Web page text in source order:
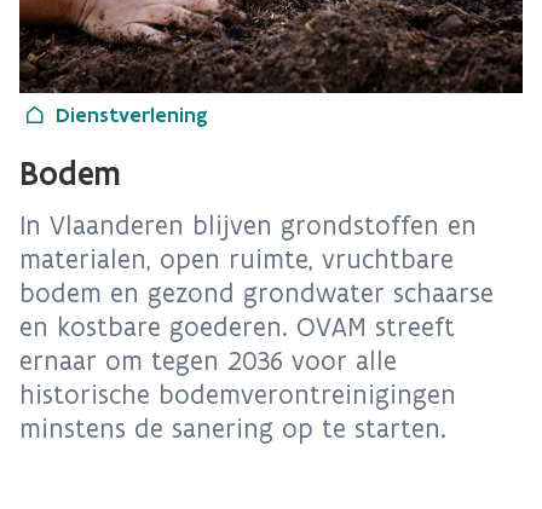
Dienstverlening
Bodem
In Vlaanderen blijven grondstoffen en
materialen, open ruimte, vruchtbare
bodem en gezond grondwater schaarse
en kostbare goederen. OVAM streeft
ernaar om tegen 2036 voor alle
historische bodemverontreinigingen
minstens de sanering op te starten.